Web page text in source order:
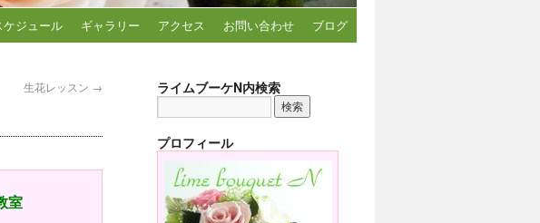
ケジュール ギャラリー アクセス お問い合わせ ブログ
生花レッスン →
室
ライムブーケN内検索
プロフィール